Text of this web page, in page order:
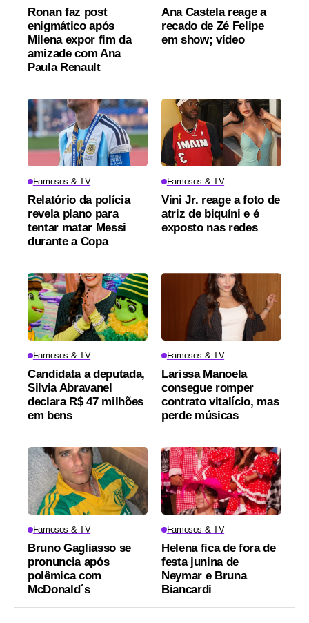
Ronan faz post
enigmático após
Milena expor fim da
amizade com Ana
Paula Renault
Ana Castela reage a
recado de Zé Felipe
em show; vídeo
Famosos & TV
Relatório da polícia
revela plano para
tentar matar Messi
durante a Copa
Famosos & TV
Vini Jr. reage a foto de
atriz de biquíni e é
exposto nas redes
Famosos & TV
Candidata a deputada,
Silvia Abravanel
declara R$ 47 milhões
em bens
Famosos & TV
Larissa Manoela
consegue romper
contrato vitalício, mas
perde músicas
Famosos & TV
Bruno Gagliasso se
pronuncia após
polêmica com
McDonald´s
Famosos & TV
Helena fica de fora de
festa junina de
Neymar e Bruna
Biancardi